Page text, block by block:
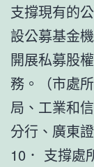
支撐現有的
設公募基金
開展私募股
務。（市處
局、工業和
分行、廣東證
10． 支撐處